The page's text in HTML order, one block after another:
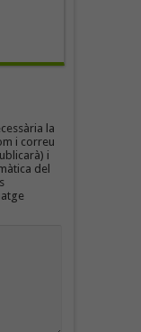
la
i correu
i
del